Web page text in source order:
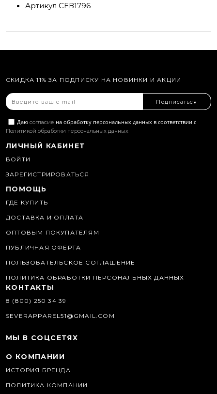
Артикул СЕВ1796
СКИДКА 11% ЗА ПОДПИСКУ НА НОВИНКИ И АКЦИИ
Подписаться
Даю согласие на обработку персональных данных в соответствии с
Политикой обработки персональных данных
ЛИЧНЫЙ КАБИНЕТ
ВОЙТИ
ЗАРЕГИСТРИРОВАТЬСЯ
ПОМОЩЬ
ГДЕ КУПИТЬ
ДОСТАВКА И ОПЛАТА
ОПТОВЫМ ПОКУПАТЕЛЯМ
ПУБЛИЧНАЯ ОФЕРТА
ПОЛЬЗОВАТЕЛЬСКОЕ СОГЛАШЕНИЕ
ПОЛИТИКА ОБРАБОТКИ ПЕРСОНАЛЬНЫХ ДАННЫХ
КОНТАКТЫ
8 (800) 250 34 39
SEVERAPPAREL51@GMAIL.COM
МЫ В СОЦСЕТЯХ
О КОМПАНИИ
ИСТОРИЯ БРЕНДА
ПОЛИТИКА КОМПАНИИ